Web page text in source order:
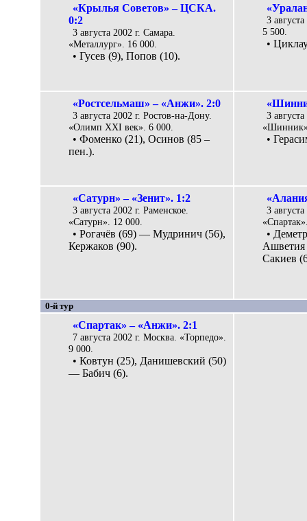
«Крылья Советов» – ЦСКА.
0:2
3 августа 2002 г. Самара.
«Металлург». 16 000.
• Гусев (9), Попов (10).
3
5 500.
•
«Ростсельмаш» – «Анжи». 2:0
3 августа 2002 г. Ростов-на-Дону.
«Олимп XXI век». 6 000.
• Фоменко (21), Осинов (85 –
пен.).
3
•
«Сатурн» – «Зенит». 1:2
3 августа 2002 г. Раменское.
«Сатурн». 12 000.
• Рогачёв (69) — Мудринич (56),
Кержаков (90).
3
•
Ашветия
Сакиев
0-й тур
«Спартак» – «Анжи». 2:1
7 августа 2002 г. Москва. «Торпедо».
9 000.
• Ковтун (25), Данишевский (50)
— Бабич (6).